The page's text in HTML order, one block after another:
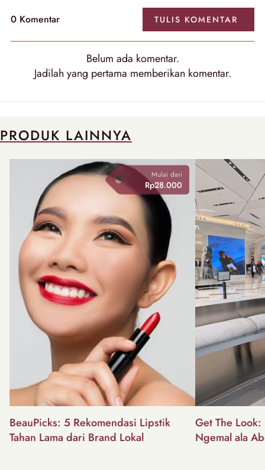
0 Komentar TULIS KOMENTAR
Belum ada komentar.
Jadilah yang pertama memberikan komentar.
PRODUK LAINNYA
Mulai dari
Rp28.000
BeauPicks: 5 Rekomendasi Lipstik
Tahan Lama dari Brand Lokal
Get The
Ngemal ala